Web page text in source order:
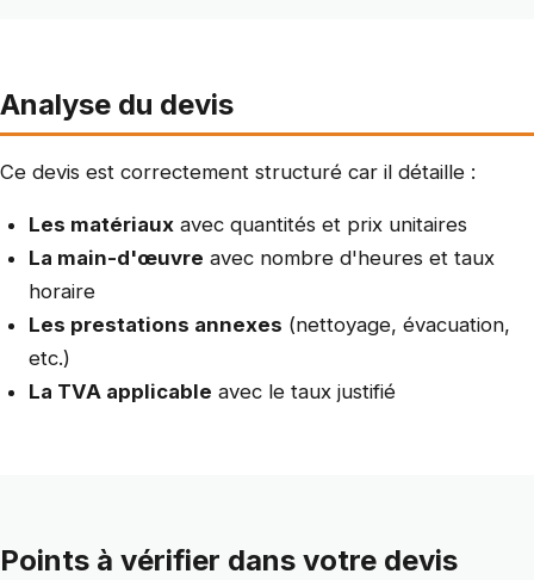
Analyse du devis
Ce devis est correctement structuré car il détaille :
Les matériaux avec quantités et prix unitaires
La main-d'œuvre avec nombre d'heures et taux
horaire
Les prestations annexes (nettoyage, évacuation,
etc.)
La TVA applicable avec le taux justifié
Points à vérifier dans votre devis